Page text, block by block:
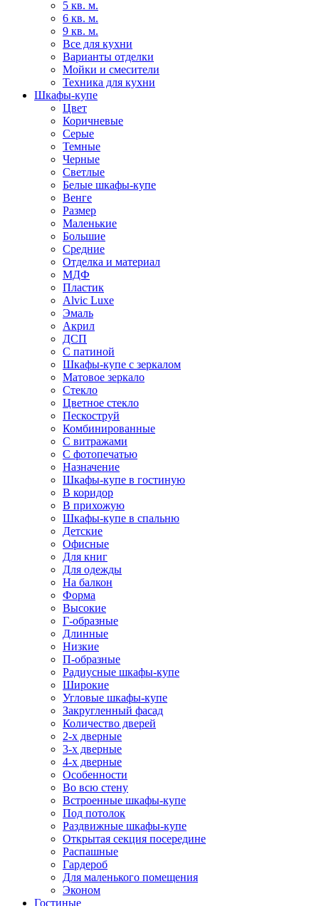
5 кв. м.
6 кв. м.
9 кв. м.
Все для кухни
Варианты отделки
Мойки и смесители
Техника для кухни
Шкафы-купе
Цвет
Коричневые
Серые
Темные
Черные
Светлые
Белые шкафы-купе
Венге
Размер
Маленькие
Большие
Средние
Отделка и материал
МДФ
Пластик
Alvic Luxe
Эмаль
Акрил
ДСП
С патиной
Шкафы-купе с зеркалом
Матовое зеркало
Стекло
Цветное стекло
Пескоструй
Комбинированные
С витражами
С фотопечатью
Назначение
Шкафы-купе в гостиную
В коридор
В прихожую
Шкафы-купе в спальню
Детские
Офисные
Для книг
Для одежды
На балкон
Форма
Высокие
Г-образные
Длинные
Низкие
П-образные
Радиусные шкафы-купе
Широкие
Угловые шкафы-купе
Закругленный фасад
Количество дверей
2-х дверные
3-х дверные
4-х дверные
Особенности
Во всю стену
Встроенные шкафы-купе
Под потолок
Раздвижные шкафы-купе
Открытая секция посередине
Распашные
Гардероб
Для маленького помещения
Эконом
Гостиные